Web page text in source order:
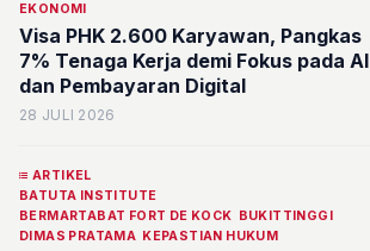
EKONOMI
Visa PHK 2.600 Karyawan, Pangkas
7% Tenaga Kerja demi Fokus pada AI
dan Pembayaran Digital
28 JULI 2026
ARTIKEL
BATUTA INSTITUTE
BERMARTABAT FORT DE KOCK
BUKITTINGGI
DIMAS PRATAMA KEPASTIAN HUKUM